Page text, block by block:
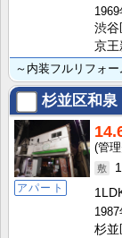
1969
渋谷
京王
～内装フルリフォ
杉並区和泉
アパート
1987
杉並